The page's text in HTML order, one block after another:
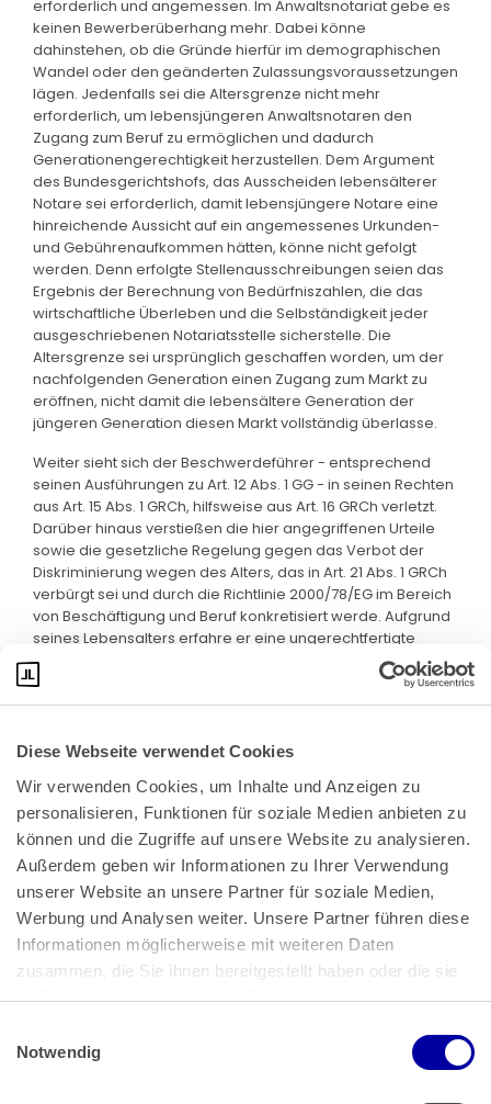
Diese Webseite verwendet Cookies
Wir verwenden Cookies, um Inhalte und Anzeigen zu
personalisieren, Funktionen für soziale Medien anbieten zu
können und die Zugriffe auf unsere Website zu analysieren.
Außerdem geben wir Informationen zu Ihrer Verwendung
unserer Website an unsere Partner für soziale Medien,
Werbung und Analysen weiter. Unsere Partner führen diese
Informationen möglicherweise mit weiteren Daten
zusammen, die Sie ihnen bereitgestellt haben oder die sie
im Rahmen Ihrer Nutzung der Dienste gesammelt haben.
Impressum
Notwendig
erforderlich und angemessen. Im Anwaltsnotariat gebe es
keinen Bewerberüberhang mehr. Dabei könne
dahinstehen, ob die Gründe hierfür im demographischen
Wandel oder den geänderten Zulassungsvoraussetzungen
lägen. Jedenfalls sei die Altersgrenze nicht mehr
erforderlich, um lebensjüngeren Anwaltsnotaren den
Zugang zum Beruf zu ermöglichen und dadurch
Generationengerechtigkeit herzustellen. Dem Argument
des Bundesgerichtshofs, das Ausscheiden lebensälterer
Notare sei erforderlich, damit lebensjüngere Notare eine
hinreichende Aussicht auf ein angemessenes Urkunden-
und Gebührenaufkommen hätten, könne nicht gefolgt
werden. Denn erfolgte Stellenausschreibungen seien das
Ergebnis der Berechnung von Bedürfniszahlen, die das
wirtschaftliche Überleben und die Selbständigkeit jeder
ausgeschriebenen Notariatsstelle sicherstelle. Die
Altersgrenze sei ursprünglich geschaffen worden, um der
nachfolgenden Generation einen Zugang zum Markt zu
eröffnen, nicht damit die lebensältere Generation der
jüngeren Generation diesen Markt vollständig überlasse.
Weiter sieht sich der Beschwerdeführer - entsprechend
seinen Ausführungen zu Art. 12 Abs. 1 GG - in seinen Rechten
aus Art. 15 Abs. 1 GRCh, hilfsweise aus Art. 16 GRCh verletzt.
Darüber hinaus verstießen die hier angegriffenen Urteile
sowie die gesetzliche Regelung gegen das Verbot der
Diskriminierung wegen des Alters, das in Art. 21 Abs. 1 GRCh
verbürgt sei und durch die Richtlinie 2000/78/EG im Bereich
von Beschäftigung und Beruf konkretisiert werde. Aufgrund
seines Lebensalters erfahre er eine ungerechtfertigte
Ungleichbehandlung.
Das Urteil des Bundesgerichtshofs verletze ihn auch in
1 Satz 2 GG. Der Bundesgerichtshof hätte gemäß Art. 267
müssen. Dem Gerichtshof der Europäischen Union wäre
insbesondere die Frage vorzulegen gewesen, ob Art. 21
GRCh und Art. 6 Abs. 1 der Richtlinie 2000/78/EG einer
zwingenden Altersgrenze entgegenstünden, wenn
ausgeschriebene Stellen mangels einer hinreichenden
Anzahl von Bewerbern unbesetzt blieben. Der
Bundesgerichtshof habe insoweit willkürlich angenommen,
die Rechtslage sei von vornherein eindeutig ("acte clair"),
was jedoch nicht zutreffe. Auch hätte der
vorlegen müssen, ob der Senat - mit Blick auf die
ein Sachverständigengutachten der Bundesnotarkammer